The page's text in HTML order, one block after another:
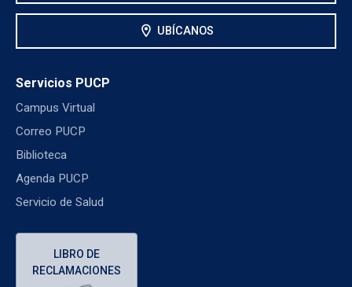
location_on UBÍCANOS
Servicios PUCP
Campus Virtual
Correo PUCP
Biblioteca
Agenda PUCP
Servicio de Salud
LIBRO DE
RECLAMACIONES